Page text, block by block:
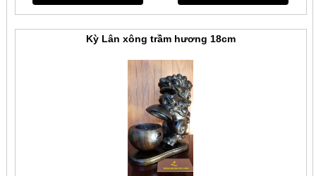
Kỳ Lân xông trầm hương 18cm